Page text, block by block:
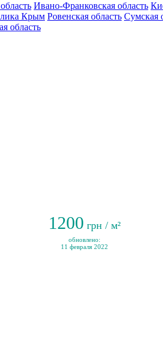
Ивано-Франковская область
Крым Ровенская область Сумская
область
1200 грн / м²
обновлено:
11 февраля 2022